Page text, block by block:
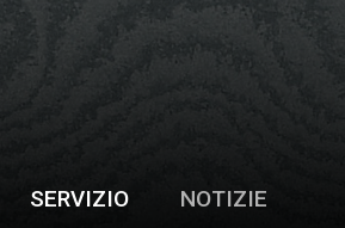
SERVIZIO NOTIZIE